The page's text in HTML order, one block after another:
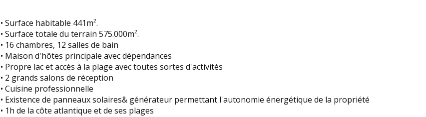
• Surface habitable 441m².
• Surface totale du terrain 575.000m².
• 16 chambres, 12 salles de bain
• Maison d'hôtes principale avec dépendances
• Propre lac et accès à la plage avec toutes sortes d'activités
• 2 grands salons de réception
• Cuisine professionnelle
• Existence de panneaux solaires& générateur permettant l'autonomie énergétique de la propriété
• 1h de la côte atlantique et de ses plages